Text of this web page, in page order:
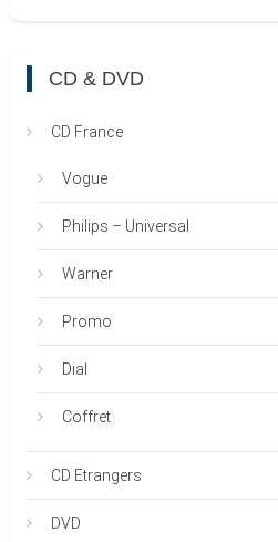
CD & DVD
CD France
Vogue
Philips – Universal
Warner
Promo
Dial
Coffret
CD Etrangers
DVD